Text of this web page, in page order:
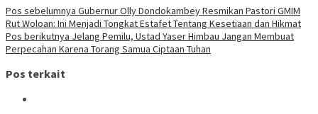
Pos sebelumnya Gubernur Olly Dondokambey Resmikan Pastori GMIM
Rut Woloan: Ini Menjadi Tongkat Estafet Tentang Kesetiaan dan Hikmat
Pos berikutnya Jelang Pemilu, Ustad Yaser Himbau Jangan Membuat
Perpecahan Karena Torang Samua Ciptaan Tuhan
Pos terkait